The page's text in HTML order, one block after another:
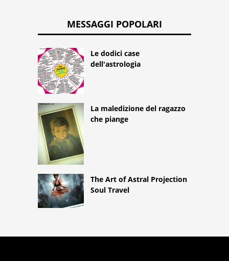
MESSAGGI POPOLARI
Le dodici case
dell'astrologia
La maledizione del ragazzo
che piange
The Art of Astral Projection
Soul Travel